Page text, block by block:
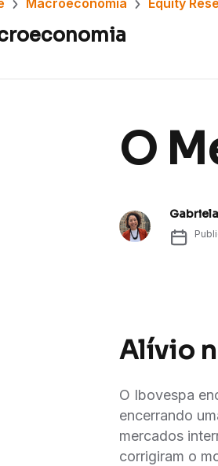
Macroeconomia Equity
O
Alívio
O Ibovespa
encerrando
mercados
corrigiram o